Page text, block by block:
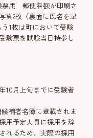
用 郵便料額が印刷さ
真2枚（裏面に氏名を記
1枚は町において受験
験票を試験当日持参し
10月上旬までに受験者
補者名簿に登載されま
用予定人員に採用を辞
れるため、実際の採用